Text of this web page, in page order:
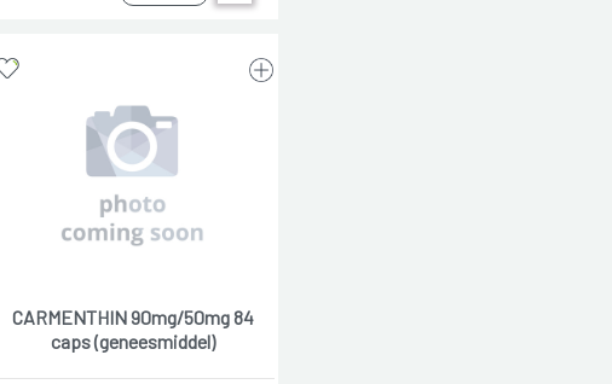
CARMENTHIN 90mg/50mg 84
caps (geneesmiddel)